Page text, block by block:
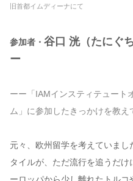
旧首都イムディーナにて
参加者・ 谷口 洸（たにぐ
ー
ーー「IAMインスティテュート
ム」に参加したきっかけを教え
元々、欧州留学を考えていま
タイルが、ただ流行を追うだ